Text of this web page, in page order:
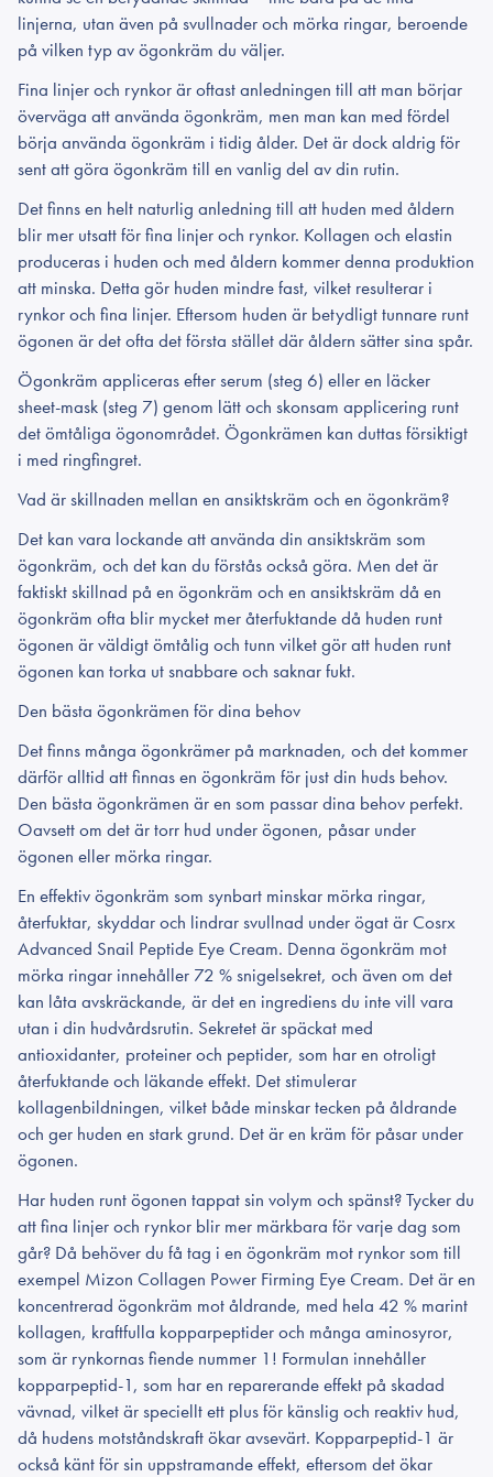
linjerna, utan även på svullnader och mörka ringar, beroende
på vilken typ av ögonkräm du väljer.
Fina linjer och rynkor är oftast anledningen till att man börjar
överväga att använda ögonkräm, men man kan med fördel
börja använda ögonkräm i tidig ålder. Det är dock aldrig för
sent att göra ögonkräm till en vanlig del av din rutin.
Det finns en helt naturlig anledning till att huden med åldern
blir mer utsatt för fina linjer och rynkor. Kollagen och elastin
produceras i huden och med åldern kommer denna produktion
att minska. Detta gör huden mindre fast, vilket resulterar i
rynkor och fina linjer. Eftersom huden är betydligt tunnare runt
ögonen är det ofta det första stället där åldern sätter sina spår.
Ögonkräm appliceras efter serum (steg 6) eller en läcker
sheet-mask (steg 7) genom lätt och skonsam applicering runt
det ömtåliga ögonområdet. Ögonkrämen kan duttas försiktigt
i med ringfingret.
Vad är skillnaden mellan en ansiktskräm och en ögonkräm?
Det kan vara lockande att använda din ansiktskräm som
ögonkräm, och det kan du förstås också göra. Men det är
faktiskt skillnad på en ögonkräm och en ansiktskräm då en
ögonkräm ofta blir mycket mer återfuktande då huden runt
ögonen är väldigt ömtålig och tunn vilket gör att huden runt
ögonen kan torka ut snabbare och saknar fukt.
Den bästa ögonkrämen för dina behov
Det finns många ögonkrämer på marknaden, och det kommer
därför alltid att finnas en ögonkräm för just din huds behov.
Den bästa ögonkrämen är en som passar dina behov perfekt.
Oavsett om det är torr hud under ögonen, påsar under
ögonen eller mörka ringar.
En effektiv ögonkräm som synbart minskar mörka ringar,
återfuktar, skyddar och lindrar svullnad under ögat är Cosrx
Advanced Snail Peptide Eye Cream. Denna ögonkräm mot
mörka ringar innehåller 72 % snigelsekret, och även om det
kan låta avskräckande, är det en ingrediens du inte vill vara
utan i din hudvårdsrutin. Sekretet är späckat med
antioxidanter, proteiner och peptider, som har en otroligt
återfuktande och läkande effekt. Det stimulerar
kollagenbildningen, vilket både minskar tecken på åldrande
och ger huden en stark grund. Det är en kräm för påsar under
ögonen.
Har huden runt ögonen tappat sin volym och spänst? Tycker du
att fina linjer och rynkor blir mer märkbara för varje dag som
går? Då behöver du få tag i en ögonkräm mot rynkor som till
exempel Mizon Collagen Power Firming Eye Cream. Det är en
koncentrerad ögonkräm mot åldrande, med hela 42 % marint
kollagen, kraftfulla kopparpeptider och många aminosyror,
som är rynkornas fiende nummer 1! Formulan innehåller
kopparpeptid-1, som har en reparerande effekt på skadad
vävnad, vilket är speciellt ett plus för känslig och reaktiv hud,
då hudens motståndskraft ökar avsevärt. Kopparpeptid-1 är
också känt för sin uppstramande effekt, eftersom det ökar